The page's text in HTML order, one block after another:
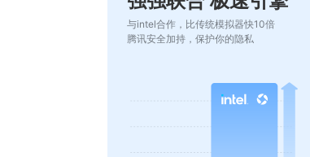
与intel合作，比传统模拟器快10倍
腾讯安全加持，保护你的隐私